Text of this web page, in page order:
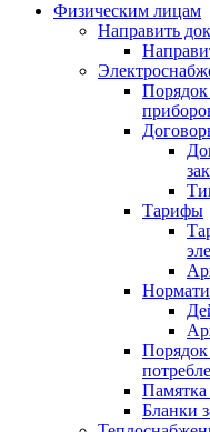
Физическим лицам
Направить
Порядок
Тарифы
Бланки